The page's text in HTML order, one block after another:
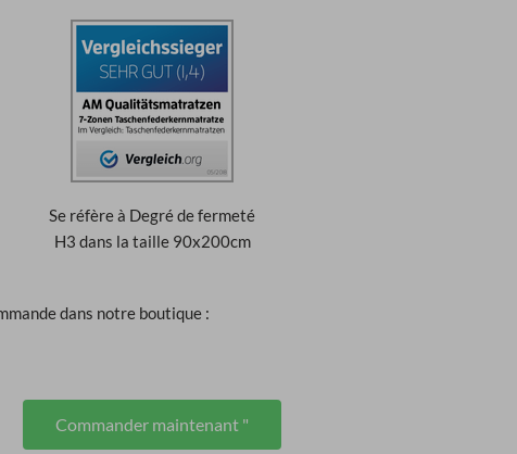
Se réfère à Degré de fermeté
H3 dans la taille 90x200cm
dans notre boutique :
Commander maintenant "